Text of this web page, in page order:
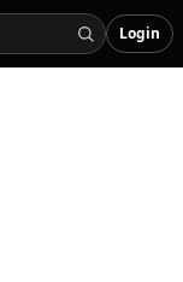
Login